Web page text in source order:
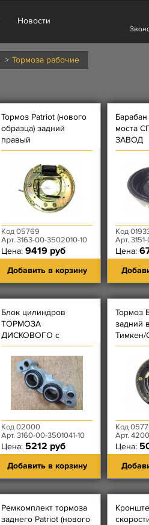
Новости
Тормоза рабочие
Тормоз Patriot (нового
образца) задний
правый
Код 05769
Арт. 3163-00-3502010-10
Цена: 9419 руб
Добавить в корзину
моста
ЗАВОД
Код
Арт.
Цена:
Блок цилиндров
ТОРМОЗА
ДИСКОВОГО с
ПОРШНЯМИ левый
Код 02000
Арт. 3160-00-3501041-10
Цена: 5212 руб
Добавить в корзину
Тормоз
задний
Тимкен/
Код
Арт.
Цена:
Ремкомплект тормоза
заднего Patriot (нового